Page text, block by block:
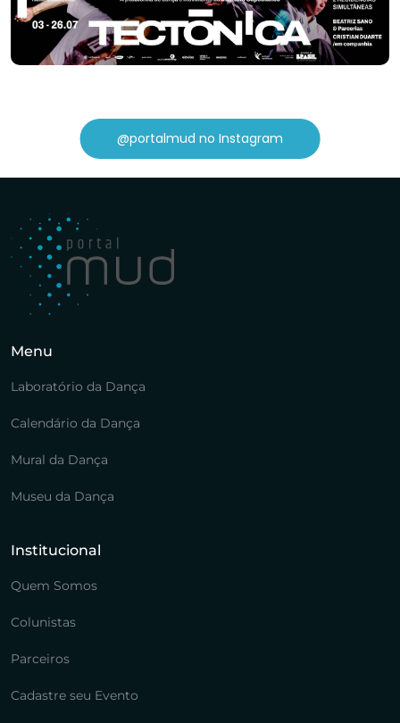
@portalmud no Instagram
Menu
Laboratório da Dança
Calendário da Dança
Mural da Dança
Museu da Dança
Institucional
Quem Somos
Colunistas
Parceiros
Cadastre seu Evento